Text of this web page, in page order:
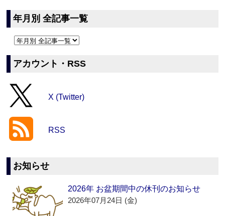
年月別 全記事一覧
アカウント・RSS
X (Twitter)
RSS
お知らせ
2026年 お盆期間中の休刊のお知らせ
2026年07月24日 (金)